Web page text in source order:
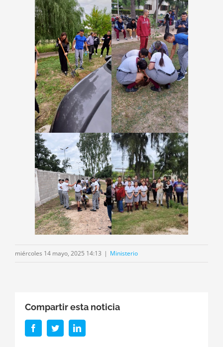
miércoles 14 mayo, 2025 14:13 | Ministerio
Compartir esta noticia
FacebookTwitterLinkedIn